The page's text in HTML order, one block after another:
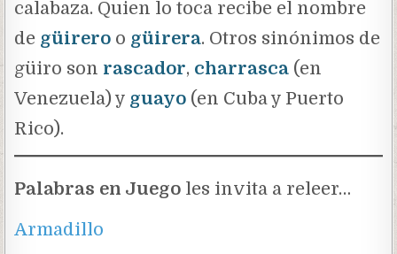
calabaza. Quien lo toca recibe el nombre
de güirero o güirera. Otros sinónimos de
güiro son rascador, charrasca (en
Venezuela) y guayo (en Cuba y Puerto
Rico).
Palabras en Juego les invita a releer…
Armadillo